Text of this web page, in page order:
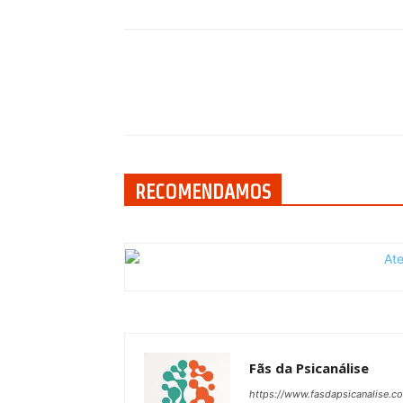
RECOMENDAMOS
Fãs da Psicanálise
https://